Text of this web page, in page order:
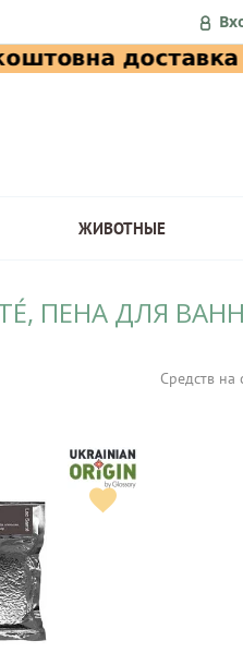
ЖИВОТНЫЕ
ПЕНА ДЛЯ
Средств на